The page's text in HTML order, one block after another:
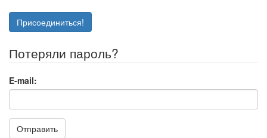
Присоединиться!
Потеряли пароль?
E-mail:
Отправить